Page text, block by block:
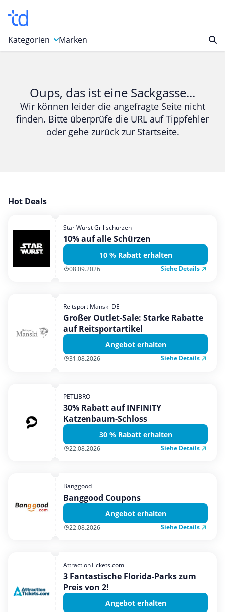
Kategorien
Bücher & Magazine
Computer & Elektronik
Entertainment & Media
Garten, Haushalt & Tiere
Mobilfunk & Internet
Mode & Accessoires
Shopping
Urlaub & Reise
Marken
Oups, das ist eine Sackgasse...
Wir können leider die angefragte Seite nicht
finden. Bitte überprüfe die URL auf Tippfehler
oder gehe zurück zur Startseite.
Hot Deals
Star Wurst Grillschürzen
10% auf alle Schürzen
10 % Rabatt erhalten
08.09.2026 Siehe Details
Reitsport Manski DE
Großer Outlet-Sale: Starke Rabatte
auf Reitsportartikel
Angebot erhalten
31.08.2026 Siehe Details
PETLIBRO
30% Rabatt auf INFINITY
Katzenbaum-Schloss
30 % Rabatt erhalten
22.08.2026 Siehe Details
Banggood
Banggood Coupons
Angebot erhalten
22.08.2026 Siehe Details
AttractionTickets.com
3 Fantastische Florida-Parks zum
Preis von 2!
Angebot erhalten